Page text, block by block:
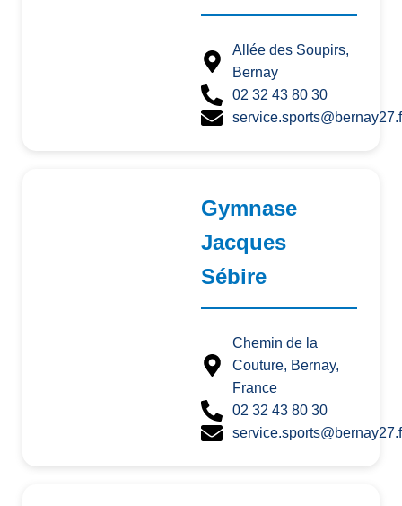
Allée des Soupirs,
Bernay
02 32 43 80 30
Gymnase
Jacques
Sébire
Chemin de la
Couture, Bernay,
France
02 32 43 80 30